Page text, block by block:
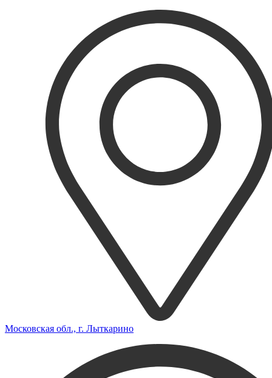
Московская обл., г. Лыткарино